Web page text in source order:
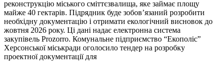
реконструкцію міського сміттєзвалища, яке займає площу
майже 40 гектарів. Підрядник буде зобов’язаний розробити
необхідну документацію і отримати екологічний висновок до
жовтня 2026 року. Ці дані надає електронна система
закупівель Prozorro. Комунальне підприємство “Екополіс”
Херсонської міськради оголосило тендер на розробку
проектної документації для